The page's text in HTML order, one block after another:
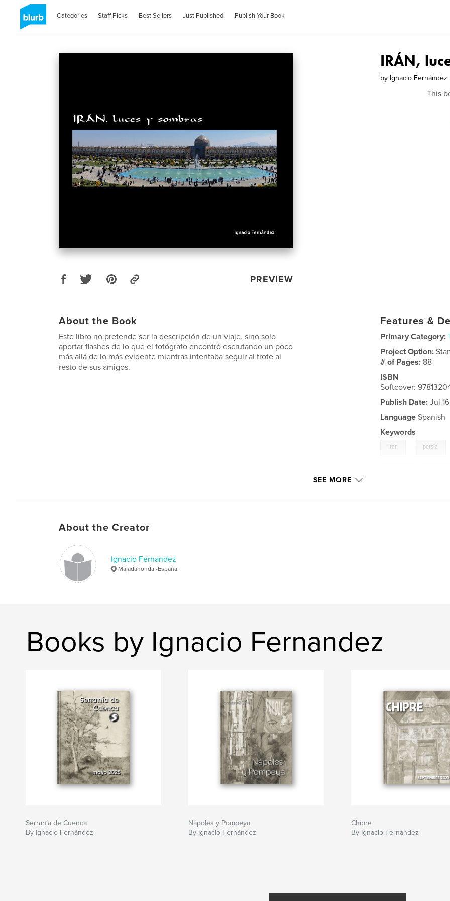
Categories Staff Picks Best Sellers Just Published Publish Your Book
PREVIEW
IRÁN,
by Ignacio Fernández
This
About the Book
Este libro no pretende ser la descripción de un viaje, sino solo
aportar flashes de lo que el fotógrafo encontró escrutando un poco
más allá de lo más evidente mientras intentaba seguir al trote al
resto de sus amigos.
Features &
Primary Category:
Project Option:
# of Pages: 88
ISBN
Softcover:
Publish Date: Jul
Language Spanish
Keywords
iran persia
SEE MORE
About the Creator
Ignacio Fernandez
Majadahonda -España
Books by Ignacio Fernandez
Serranía de Cuenca
By Ignacio Fernández
Nápoles y Pompeya
By Ignacio Fernández
Chipre
By Ignacio Fernández